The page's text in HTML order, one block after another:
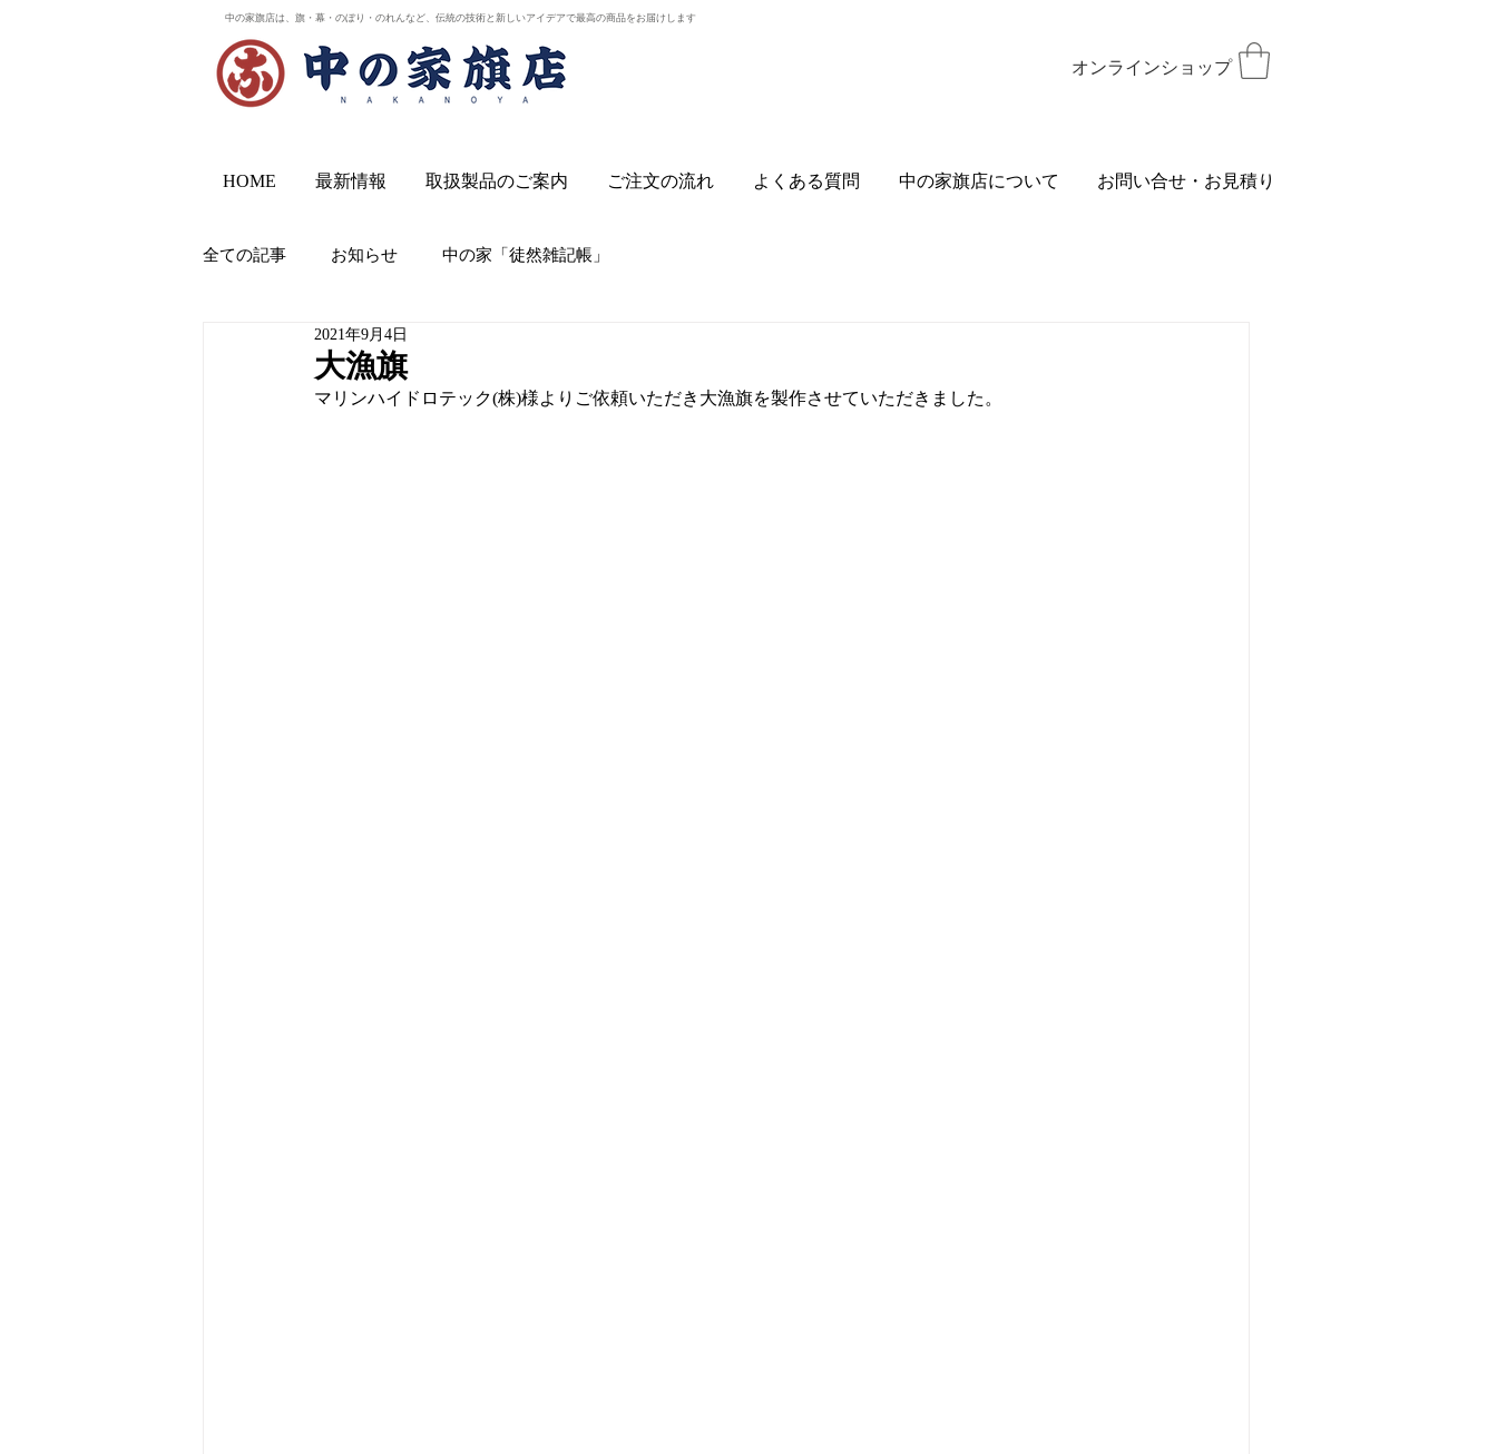
中の家旗店は、旗・幕・のぼり・のれんなど、伝統の技術と新しいアイデアで最高の商品をお届けします
オンラインショップ
HOME 最新情報 取扱製品のご案内 ご注文の流れ よくある質問 中の家旗店について お問い合せ・お見積り
全ての記事 お知らせ 中の家「徒然雑記帳」
大漁旗
2021年9月4日
マリンハイドロテック(株)様よりご依頼いただき大漁旗を製作させていただきました。